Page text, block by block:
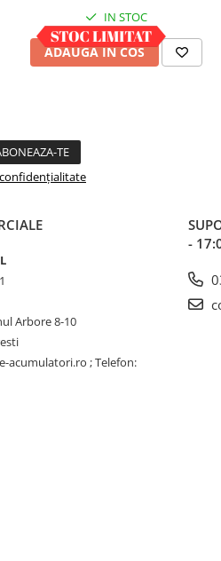
IN STOC
ADAUGA IN COS
Arbore 8-10
acumulatori.ro ; Telefon:
-